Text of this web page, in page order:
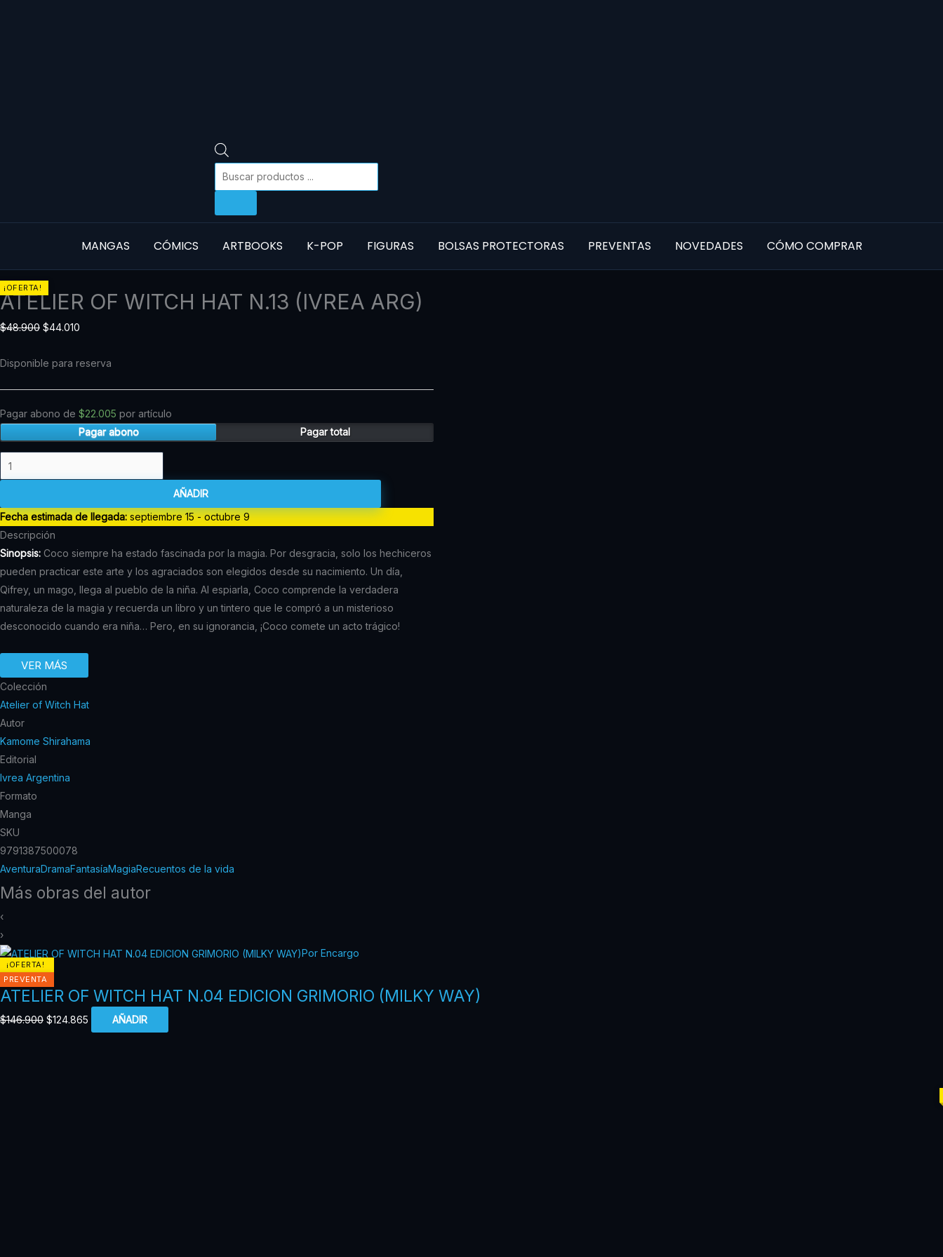
MANGAS CÓMICS ARTBOOKS K-POP FIGURAS BOLSAS PROTECTORAS PREVENTAS NOVEDADES CÓMO COMPRAR
¡OFERTA!
ATELIER OF WITCH HAT N.13 (IVREA ARG)
$48.900
El
precio
era:
$44.010
precio
Disponible para reserva
Pagar abono de $22.005 por artículo
Pagar abono
Pagar total
ATELIER
OF
HAT
(IVREA
ARG)
AÑADIR
Fecha estimada de llegada:septiembre 15 - octubre 9
Descripción
Sinopsis: Coco siempre ha estado fascinada por la magia. Por desgracia, solo los hechiceros
pueden practicar este arte y los agraciados son elegidos desde su nacimiento. Un día,
Qifrey, un mago, llega al pueblo de la niña. Al espiarla, Coco comprende la verdadera
naturaleza de la magia y recuerda un libro y un tintero que le compró a un misterioso
desconocido cuando era niña… Pero, en su ignorancia, ¡Coco comete un acto trágico!
VER MÁS
Colección
Atelier of Witch Hat
Autor
Kamome Shirahama
Editorial
Ivrea Argentina
Formato
Manga
SKU
9791387500078
AventuraDramaFantasíaMagiaRecuentos de la vida
Más obras del autor
‹
›
¡OFERTA!
PREVENTA
Por Encargo
Milky Way
ATELIER OF WITCH HAT N.04 EDICION GRIMORIO (MILKY WAY)
$146.900
El
precio
original
$146.900.
$124.865
El
actual
es:
$124.865.
AÑADIR